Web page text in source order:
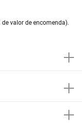
valor de encomenda).